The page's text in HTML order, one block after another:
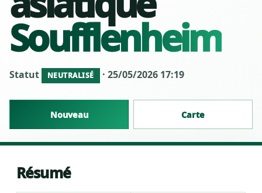
Soufflenheim
Statut NEUTRALISÉ · 25/05/2026 17:19
Nouveau Carte
Résumé